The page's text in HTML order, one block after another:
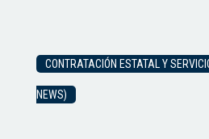
CONTRATACIÓN ESTATAL Y
NEWS)